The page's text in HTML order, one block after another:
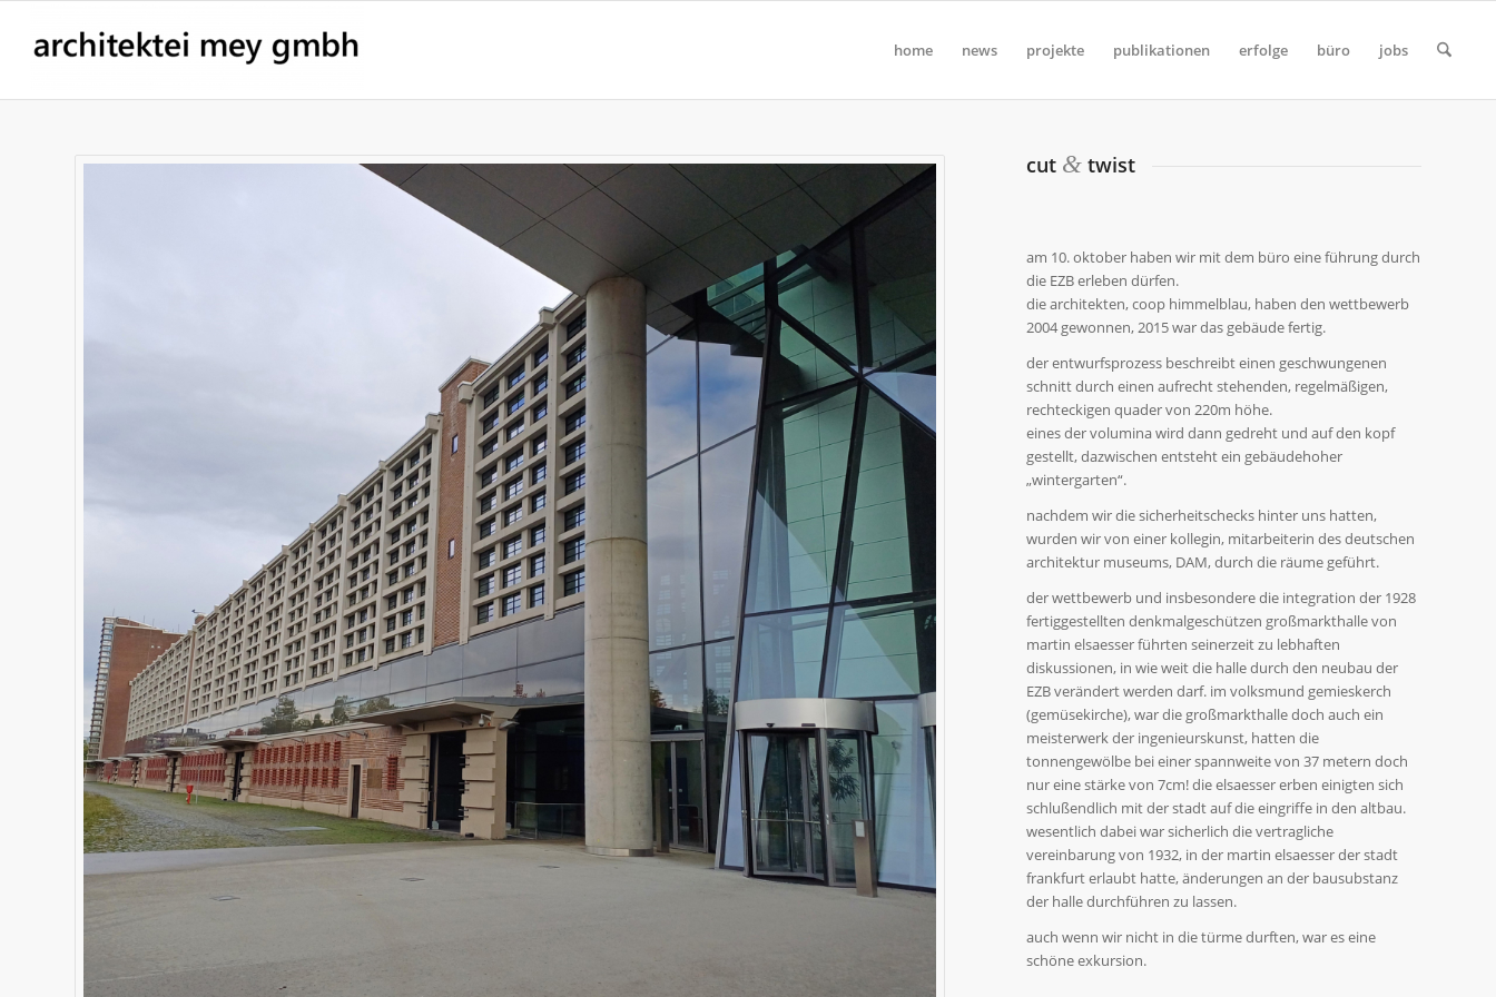
home news projekte publikationen erfolge büro jobs
cut & twist
am 10. oktober haben wir mit dem büro eine führung durch
die EZB erleben dürfen.
die architekten, coop himmelblau, haben den wettbewerb
2004 gewonnen, 2015 war das gebäude fertig.
der entwurfsprozess beschreibt einen geschwungenen
schnitt durch einen aufrecht stehenden, regelmäßigen,
rechteckigen quader von 220m höhe.
eines der volumina wird dann gedreht und auf den kopf
gestellt, dazwischen entsteht ein gebäudehoher
„wintergarten“.
nachdem wir die sicherheitschecks hinter uns hatten,
wurden wir von einer kollegin, mitarbeiterin des deutschen
architektur museums, DAM, durch die räume geführt.
der wettbewerb und insbesondere die integration der 1928
fertiggestellten denkmalgeschützen großmarkthalle von
martin elsaesser führten seinerzeit zu lebhaften
diskussionen, in wie weit die halle durch den neubau der
EZB verändert werden darf. im volksmund gemieskerch
(gemüsekirche), war die großmarkthalle doch auch ein
meisterwerk der ingenieurskunst, hatten die
tonnengewölbe bei einer spannweite von 37 metern doch
nur eine stärke von 7cm! die elsaesser erben einigten sich
schlußendlich mit der stadt auf die eingriffe in den altbau.
wesentlich dabei war sicherlich die vertragliche
vereinbarung von 1932, in der martin elsaesser der stadt
frankfurt erlaubt hatte, änderungen an der bausubstanz
der halle durchführen zu lassen.
auch wenn wir nicht in die türme durften, war es eine
schöne exkursion.